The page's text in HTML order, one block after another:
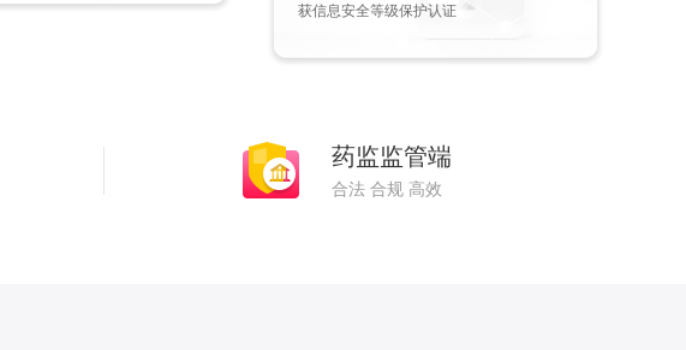
获信息安全等级保护认证
药监监管端
合法 合规 高效